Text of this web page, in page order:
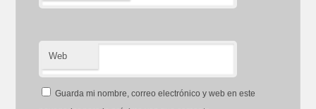
Web
Guarda mi nombre, correo electrónico y web en este